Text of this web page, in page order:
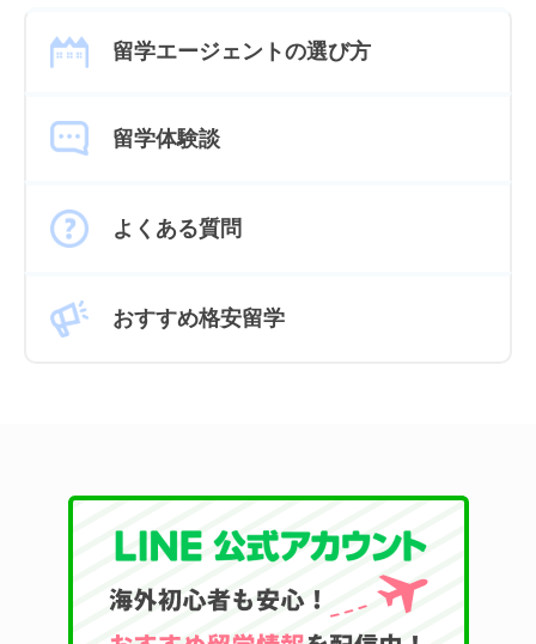
留学エージェントの選び方
留学体験談
よくある質問
おすすめ格安留学